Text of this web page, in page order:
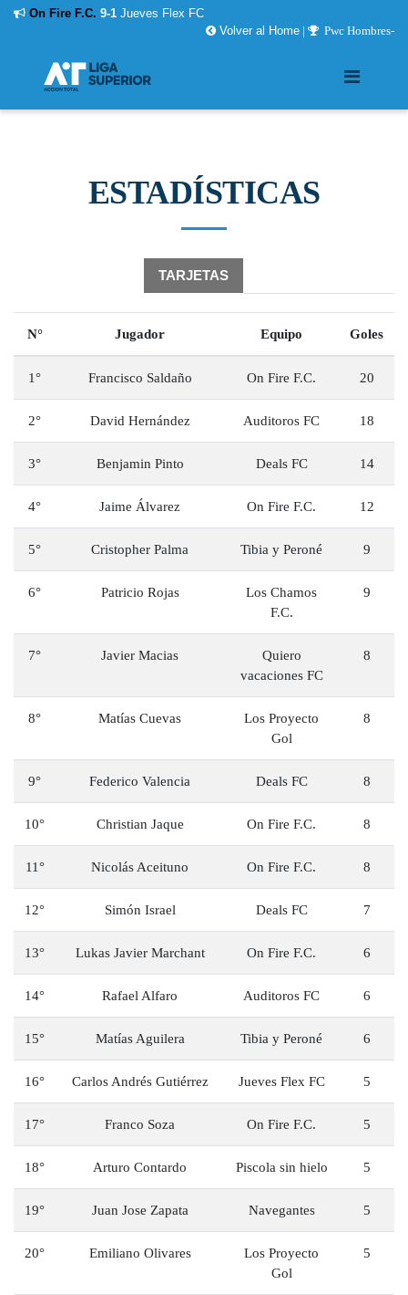
On Fire F.C. 9-1 Jueves Flex FC
Volver al Home | Pwc Hombres-
ESTADÍSTICAS
TARJETAS
N° Jugador Equipo Goles
1° Francisco Saldaño On Fire F.C. 20
2° David Hernández Auditoros FC 18
3° Benjamin Pinto Deals FC 14
4° Jaime Álvarez On Fire F.C. 12
5° Cristopher Palma Tibia y Peroné 9
6° Patricio Rojas
Los Chamos
F.C.
9
7° Javier Macias
Quiero
vacaciones FC
8
8° Matías Cuevas
Los Proyecto
Gol
8
9° Federico Valencia Deals FC 8
10° Christian Jaque On Fire F.C. 8
11° Nicolás Aceituno On Fire F.C. 8
12° Simón Israel Deals FC 7
13° Lukas Javier Marchant On Fire F.C. 6
14° Rafael Alfaro Auditoros FC 6
15° Matías Aguilera Tibia y Peroné 6
16° Carlos Andrés Gutiérrez Jueves Flex FC 5
17° Franco Soza On Fire F.C. 5
18° Arturo Contardo Piscola sin hielo 5
19° Juan Jose Zapata Navegantes 5
20° Emiliano Olivares
Los Proyecto
Gol
5